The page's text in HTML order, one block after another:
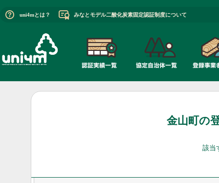
uni4mとは？ みなとモデル二酸化炭素固定認証制度について
金山町の
該当